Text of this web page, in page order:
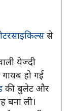
से
येज्दी
हो गई
की बुलेट और
बना ली।